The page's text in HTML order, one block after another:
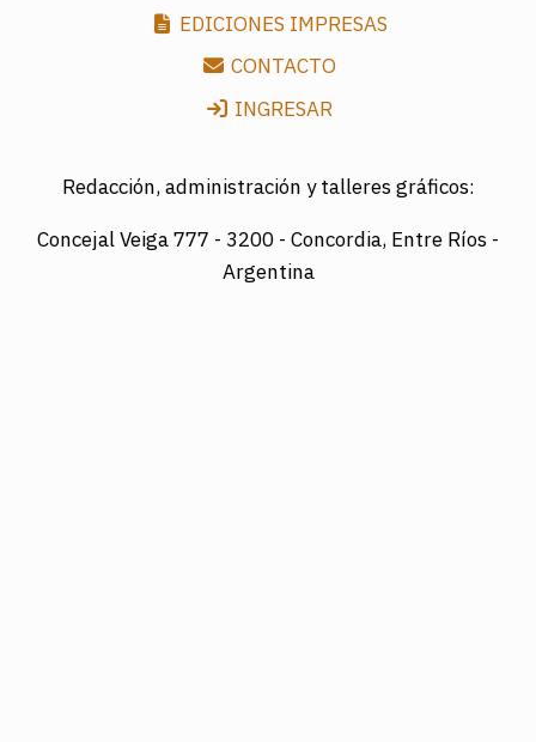
EDICIONES IMPRESAS
CONTACTO
INGRESAR
Redacción, administración y talleres gráficos:
Concejal Veiga 777 - 3200 - Concordia, Entre Ríos -
Argentina